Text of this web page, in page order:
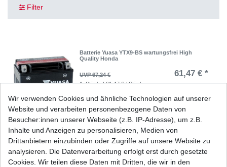
Filter
Batterie Yuasa YTX9-BS wartungsfrei High
Quality Honda
UVP 67,24 € 61,47 € *
1 Stück
| 61,47 € / Stück
GEL Batterie YTX9-BS Honda CBR600 F PC19
PC23 PC25 PC31 PC35 1987-2000
UVP 47,82 € 43,72 € *
Wir verwenden Cookies und ähnliche Technologien auf unserer
Website und verarbeiten personenbezogene Daten von
Besucher:innen unserer Webseite (z.B. IP-Adresse), um z.B.
Inhalte und Anzeigen zu personalisieren, Medien von
Drittanbietern einzubinden oder Zugriffe auf unsere Website zu
analysieren. Die Datenverarbeitung erfolgt erst durch gesetzte
Cookies. Wir teilen diese Daten mit Dritten, die wir in den